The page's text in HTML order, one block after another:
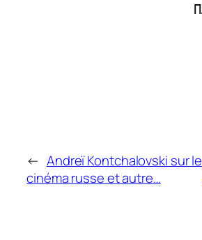
← Andreï Kontchalovski sur le
cinéma russe et autre…